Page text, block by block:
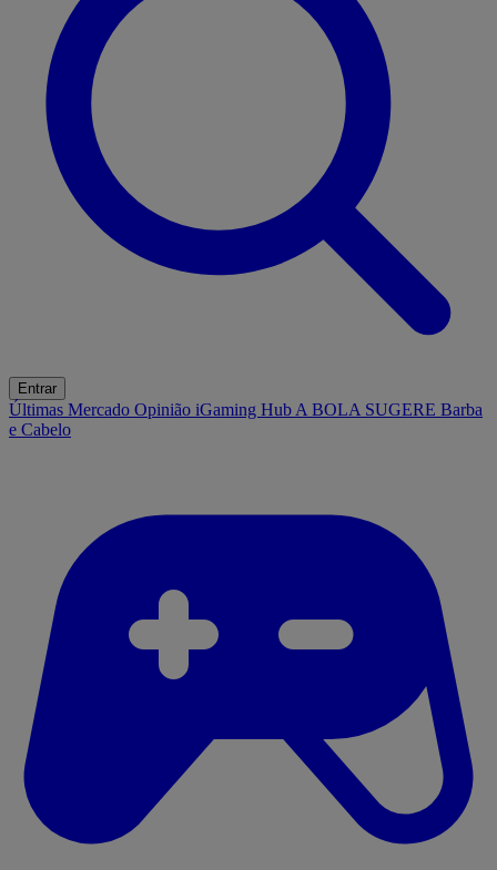
Entrar
Últimas Mercado Opinião iGaming Hub A BOLA SUGERE Barba
e Cabelo